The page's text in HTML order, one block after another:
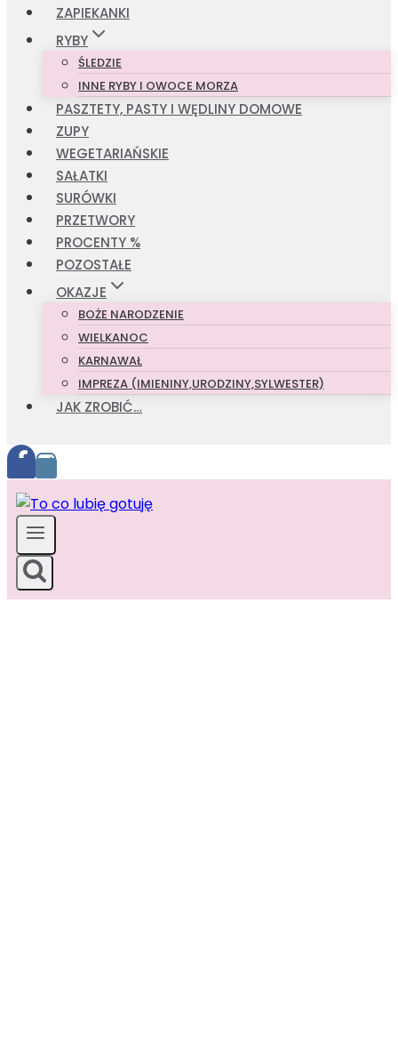
ZAPIEKANKI
RYBY
ŚLEDZIE
INNE RYBY I OWOCE MORZA
PASZTETY, PASTY I WĘDLINY DOMOWE
ZUPY
WEGETARIAŃSKIE
SAŁATKI
SURÓWKI
PRZETWORY
PROCENTY %
POZOSTAŁE
OKAZJE
BOŻE NARODZENIE
WIELKANOC
KARNAWAŁ
IMPREZA (IMIENINY,URODZINY,SYLWESTER)
JAK ZROBIĆ…